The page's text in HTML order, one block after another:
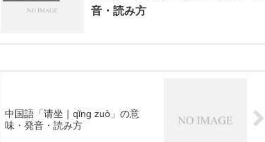
音・読み方
中国語「请坐｜qǐng zuò」の意
味・発音・読み方